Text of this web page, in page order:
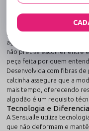
obra-prima de design e
construída para oferecer o
igual, utilizando tecidos
para compor um look
agitada, esta lingerie
não precisa escolher entre
peça feita por quem
Desenvolvida com fibras
calcinha assegura que a
mais tempo, oferecendo
algodão é um requisito
Tecnologia e
A Sensualle utiliza
que não deformam e